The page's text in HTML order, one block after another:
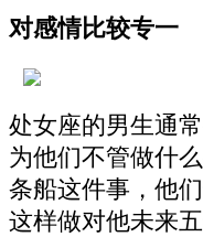
对感情比较专一
处女座的男生通
为他们不管做什
条船这件事，他
这样做对他未来